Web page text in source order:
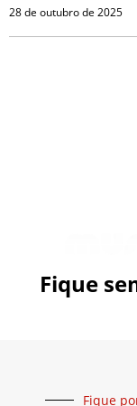
28 de outubro de 2025
Fique
Fique